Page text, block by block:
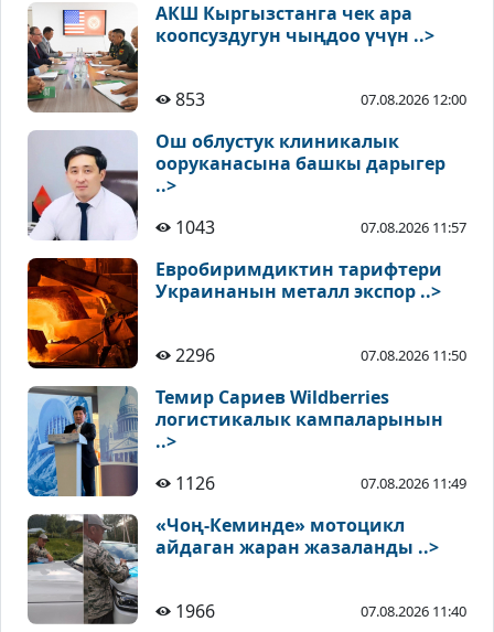
АКШ Кыргызстанга чек ара
коопсуздугун чыңдоо үчүн ..>
853 07.08.2026 12:00
Ош облустук клиникалык
ооруканасына башкы дарыгер
..>
1043
07.08.2026 11:57
Евробиримдиктин тарифтери
Украинанын металл экспор ..>
2296 07.08.2026 11:50
Темир Сариев Wildberries
логистикалык кампаларынын
..>
1126
07.08.2026 11:49
«Чоң-Кеминде» мотоцикл
айдаган жаран жазаланды ..>
1966 07.08.2026 11:40